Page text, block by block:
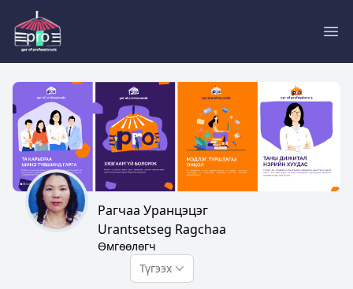
Рагчаа Уранцэцэг
Urantsetseg Ragchaa
Өмгөөлөгч
Түгээх